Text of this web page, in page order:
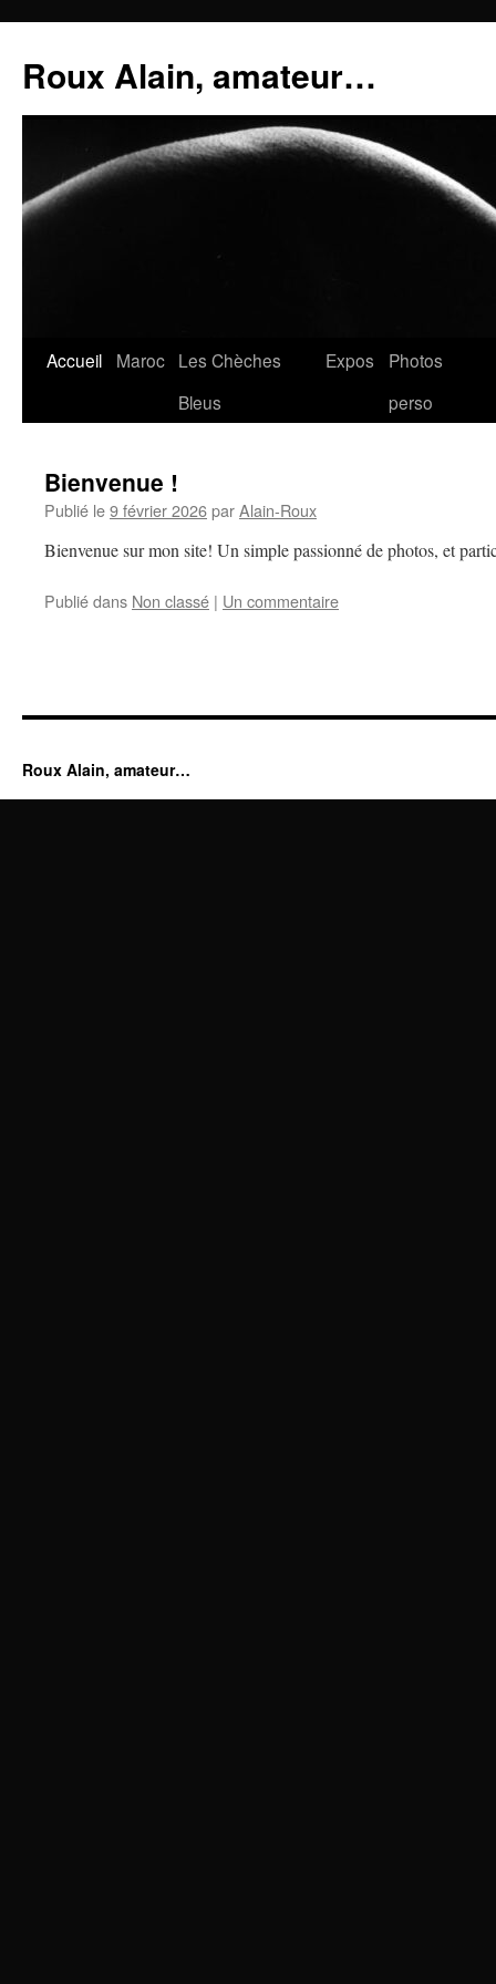
contenu
Roux Alain, amateur…
Accueil Maroc Les Chèches
Bleus
Expos
Photos
perso
Bienvenue !
Publié le9 février 2026parAlain-Roux
Bienvenue sur mon site! Un simple passionné de photos, et
Publié dans Non classé | Un commentaire
Roux Alain, amateur…